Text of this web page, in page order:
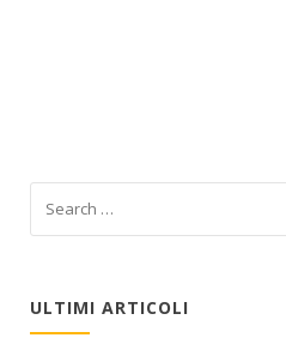
ULTIMI ARTICOLI